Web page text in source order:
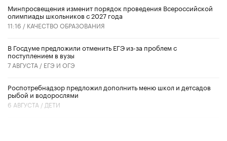
Минпросвещения изменит порядок проведения Всероссийской
олимпиады школьников с 2027 года
11:16 / КАЧЕСТВО ОБРАЗОВАНИЯ
В Госдуме предложили отменить ЕГЭ из-за проблем с
поступлением в вузы
7 АВГУСТА / ЕГЭ И ОГЭ
Роспотребнадзор предложил дополнить меню школ и детсадов
рыбой и водорослями
6 АВГУСТА / ДЕТИ